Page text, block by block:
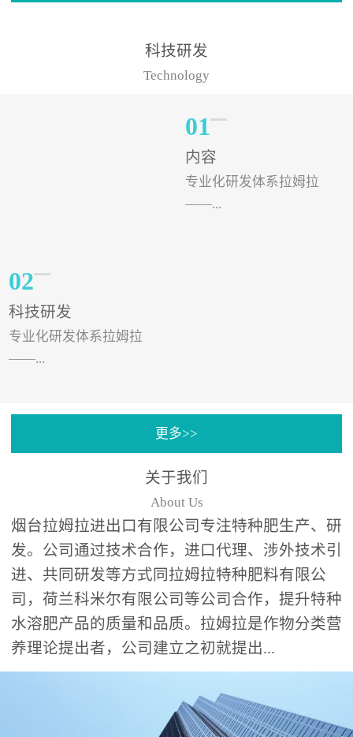
实力。今天要讲的水溶肥
有位王大姐今年使用一款
非常火爆...
科技研发
Technology
01
内容
专业化研发体系拉姆拉
——...
02
科技研发
专业化研发体系拉姆拉
——...
分中心”的科研开发系统，
更多>>
关于我们
About Us
烟台拉姆拉进出口有限公司专注特种肥生产、研
发。公司通过技术合作，进口代理、涉外技术引
进、共同研发等方式同拉姆拉特种肥料有限公
司，荷兰科米尔有限公司等公司合作，提升特种
水溶肥产品的质量和品质。拉姆拉是作物分类营
养理论提出者，公司建立之初就提出...